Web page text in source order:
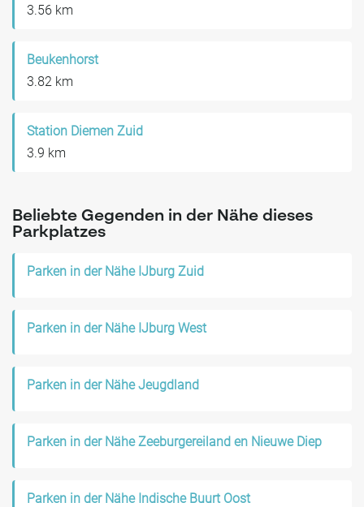
3.56 km
Beukenhorst
3.82 km
Station Diemen Zuid
3.9 km
Beliebte Gegenden in der Nähe dieses
Parkplatzes
Parken in der Nähe IJburg Zuid
Parken in der Nähe IJburg West
Parken in der Nähe Jeugdland
Parken in der Nähe Zeeburgereiland en Nieuwe Diep
Parken in der Nähe Indische Buurt Oost